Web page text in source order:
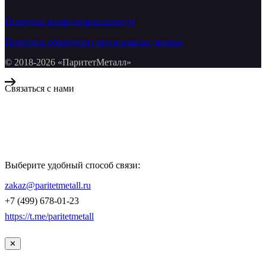
Политика конфиденциальности
Политика обработки персональных данных
© 2018-2026 «ПаритетМеталл»
Связаться с нами
Выберите удобный способ связи:
zakaz@paritetmetall.ru
+7 (499) 678-01-23
https://t.me/paritetmetall
✕